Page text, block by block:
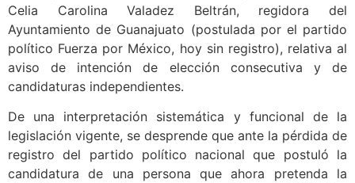
Celia Carolina Valadez Beltrán, regidora del
Ayuntamiento de Guanajuato (postulada por el partido
político Fuerza por México, hoy sin registro), relativa al
aviso de intención de elección consecutiva y de
candidaturas independientes.
De una interpretación sistemática y funcional de la
legislación vigente, se desprende que ante la pérdida de
registro del partido político nacional que postuló la
candidatura de una persona que ahora pretenda la